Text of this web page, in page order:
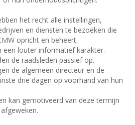
het recht alle instellingen,
en diensten te bezoeken die
opricht en beheert.
een louter informatief karakter.
de raadsleden passief op.
de algemeen directeur en de
drie dagen op voorhand van hun
kan gemotiveerd van deze termijn